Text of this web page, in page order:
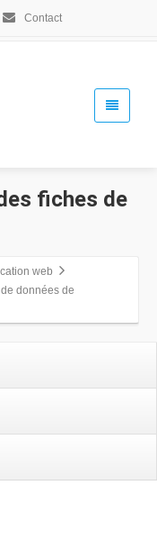
Contact
fiches de
web
données de